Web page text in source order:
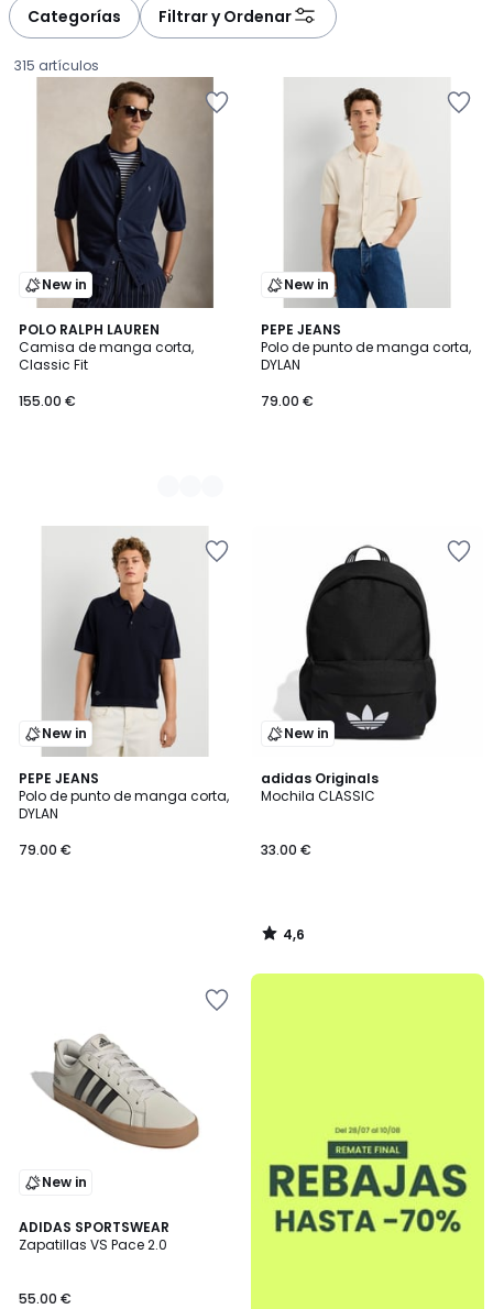
Categorías Filtrar y Ordenar
315 artículos
New in
POLO RALPH LAUREN
Camisa de manga corta,
Classic Fit
€.
155.00 €
3
Colores
New in
PEPE JEANS
Polo de punto de manga corta,
DYLAN
79.00 €
New in
PEPE JEANS
Polo de punto de manga corta,
DYLAN
79.00 €
New in
adidas Originals
Mochila CLASSIC
33.00 €
4,6
/ 5
4,6
/
New in
ADIDAS SPORTSWEAR
Zapatillas VS Pace 2.0
55.00 €
4,7
/ 5
.